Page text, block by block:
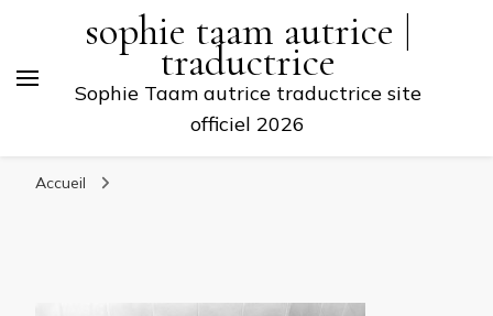
sophie taam autrice |
traductrice
Sophie Taam autrice traductrice site
officiel 2026
Accueil